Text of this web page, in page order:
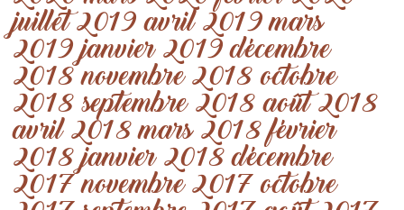
juillet 2019avril 2019mars
2019janvier 2019décembre
2018novembre 2018octobre
2018septembre 2018août 2018
avril 2018mars 2018février
2018janvier 2018décembre
2017novembre 2017octobre